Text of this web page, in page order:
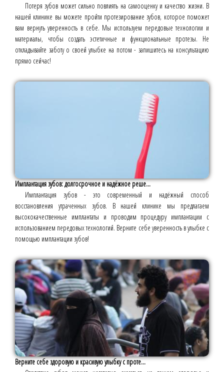
Потеря зубов может сильно повлиять на самооценку и качество жизни. В
нашей клинике вы можете пройти протезирование зубов, которое поможет
вам вернуть уверенность в себе. Мы используем передовые технологии и
материалы, чтобы создать эстетичные и функциональные протезы. Не
откладывайте заботу о своей улыбке на потом - запишитесь на консультацию
прямо сейчас!
Имплантация зубов: долгосрочное и надёжное реше...
Имплантация зубов - это современный и надёжный способ
восстановления утраченных зубов. В нашей клинике мы предлагаем
высококачественные имплантаты и проводим процедуру имплантации с
использованием передовых технологий. Верните себе уверенность в улыбке с
помощью имплантации зубов!
Верните себе здоровую и красивую улыбку с проте...